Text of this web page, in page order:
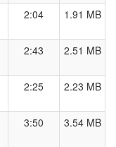
2:04 1.91 MB
2:43 2.51 MB
2:25 2.23 MB
3:50 3.54 MB